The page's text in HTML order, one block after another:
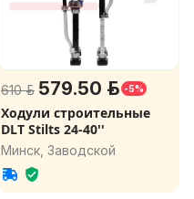
610 р. 579.50 р. -5%
Ходули строительные
DLT Stilts 24-40''
Минск, Заводской